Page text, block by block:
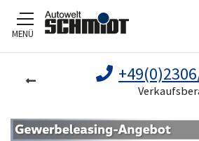
Zum Hauptinhalt
MENÜ